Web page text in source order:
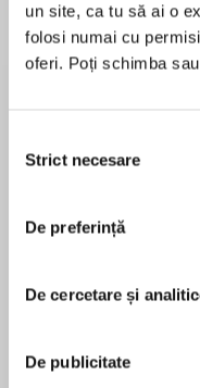
un site, ca tu să ai o
folosi numai cu
oferi. Poți schimba
consimțământului
Strict necesare
De preferință
De cercetare și
De publicitate
Desprecarte
From USA Today
The Italian
wedding day!
is shocking.
În acest